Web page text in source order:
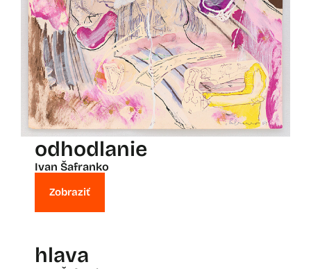
odhodlanie
Ivan Šafranko
Zobraziť
hlava